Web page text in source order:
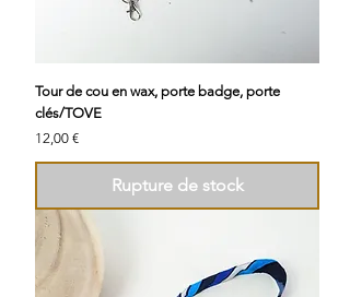
Tour de cou en wax, porte badge, porte
clés/TOVE
Prix
12,00 €
Rupture de stock